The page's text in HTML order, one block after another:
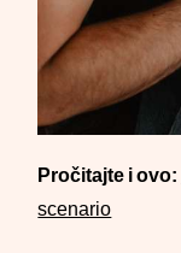
Pročitajte i ovo:
scenario